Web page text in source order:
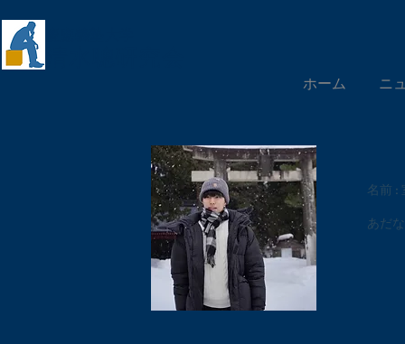
ホーム ニ
名前 :
あだ